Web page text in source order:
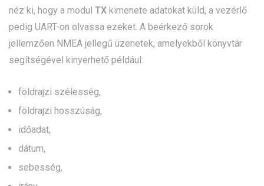
néz ki, hogy a modul TX kimenete adatokat küld, a vezérlő
pedig UART-on olvassa ezeket. A beérkező sorok
jellemzően NMEA jellegű üzenetek, amelyekből könyvtár
segítségével kinyerhető például:
földrajzi szélesség,
földrajzi hosszúság,
időadat,
dátum,
sebesség,